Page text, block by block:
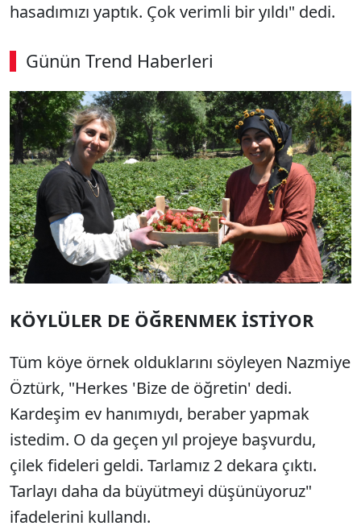
hasadımızı yaptık. Çok verimli bir yıldı" dedi.
Günün Trend Haberleri
00:02 / 08:43
Sesi Aç
KÖYLÜLER DE ÖĞRENMEK İSTİYOR
Tüm köye örnek olduklarını söyleyen Nazmiye
Öztürk, "Herkes 'Bize de öğretin' dedi.
Kardeşim ev hanımıydı, beraber yapmak
istedim. O da geçen yıl projeye başvurdu,
çilek fideleri geldi. Tarlamız 2 dekara çıktı.
Tarlayı daha da büyütmeyi düşünüyoruz"
ifadelerini kullandı.